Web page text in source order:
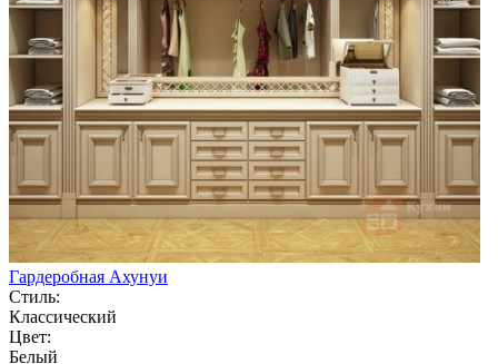
Гардеробная Ахунуи
Стиль:
Классический
Цвет:
Белый